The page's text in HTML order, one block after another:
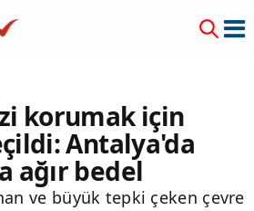
korumak için
Antalya'da
ağır bedel
ve büyük tepki çeken çevre